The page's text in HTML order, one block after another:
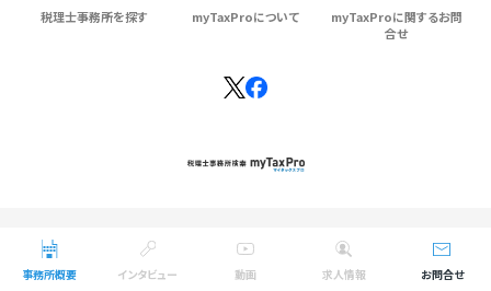
事務所概要 インタビュー 動画 求人情報 お問合せ
税理士事務所を探す myTaxProについて
myTaxProに関するお問
合せ
Copyright © ＴＫＣ Corporation
All Rights Reserved.